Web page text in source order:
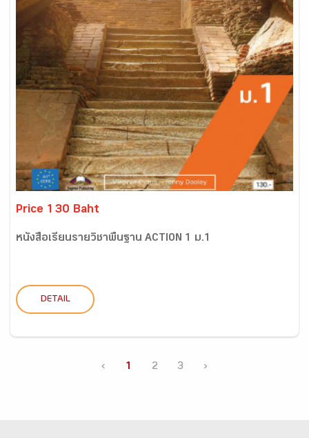
Price 130 Baht
หนังสือเรียนรายวิชาพื้นฐาน ACTION 1 ม.1
DETAIL
‹ 1 2 3 ›